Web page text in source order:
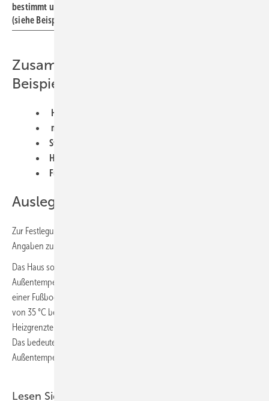
bestimmt und anschließend in die Regelung der WP eingegeben
(siehe Beispiel, links oben im Diagramm)
Zusammenfassung aller Daten des
Beispiels:
Heizlast: 8 kW
monoenergetischer Betrieb
Standort Dortmund (–12 °C)(NEU -8°C)
Heizgrenztemperatur: 10 °C
Fußbodenheizung mit 35 °C Auslegungstemperatur
Auslegung des Punktes
Zur Festlegung des Bivalenzpunktes benötigen wir noch ein paar
Angaben zu dem Beispiel:
Das Haus soll in Dortmund stehen und damit ist die tiefste
Außentemperatur bei –12 °C festgelegt. Das moderne Haus wird mit
einer Fußbodenheizung ausgestattet, die mit einer Vorlauftemperatur
von 35 °C bei den genannten –12 °C ausgelegt wurde. Die
Heizgrenztemperatur für den Neubau wird mit 10 °C angenommen.
Das bedeutet, dass man wahrscheinlich erst ab einer
Außentemperatur von 10 °C mit dem Heizen beginnen müsste.
Lesen Sie auch: